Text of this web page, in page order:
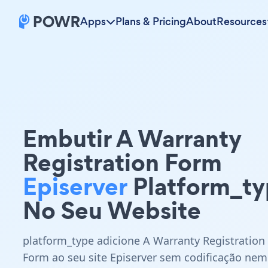
Apps Plans & PricingAboutResources
Embutir A Warranty
Registration Form
Episerver
No Seu Website
platform_type adicione A Warranty Registration
Form ao seu site Episerver sem codificação nem